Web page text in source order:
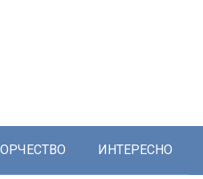
ИНТЕРЕСНО